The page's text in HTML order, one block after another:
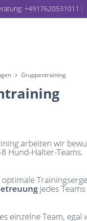
+4917620531011
Gruppentraining
arbeiten wir
Hund-Halter-Teams.
jedes
einzelne Team,